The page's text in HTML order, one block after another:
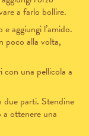
a farlo bollire.
aggiungi l’amido.
poco alla volta,
con una pellicola a
due parti. Stendine
ottenere una